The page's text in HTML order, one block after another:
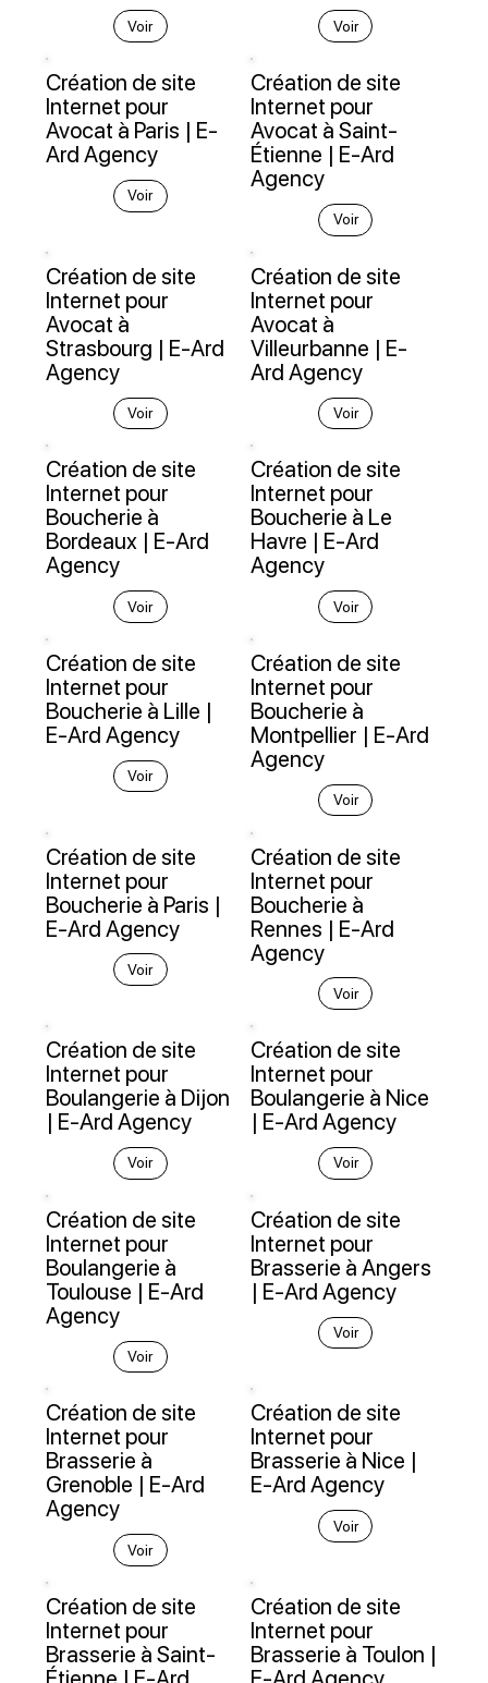
Voir Voir
Création de site
Internet pour
Avocat à Paris | E-
Ard Agency
Voir
Création de site
Internet pour
Avocat à Saint-
Étienne | E-Ard
Agency
Voir
Création de site
Internet pour
Avocat à
Strasbourg | E-Ard
Agency
Voir
Création de site
Internet pour
Avocat à
Villeurbanne | E-
Ard Agency
Voir
Création de site
Internet pour
Boucherie à
Bordeaux | E-Ard
Agency
Voir
Création de site
Internet pour
Boucherie à Le
Havre | E-Ard
Agency
Voir
Création de site
Internet pour
Boucherie à Lille |
E-Ard Agency
Voir
Création de site
Internet pour
Boucherie à
Montpellier | E-Ard
Agency
Voir
Création de site
Internet pour
Boucherie à Paris |
E-Ard Agency
Voir
Création de site
Internet pour
Boucherie à
Rennes | E-Ard
Agency
Voir
Création de site
Internet pour
Boulangerie à Dijon
| E-Ard Agency
Voir
Création de site
Internet pour
Boulangerie à Nice
| E-Ard Agency
Voir
Création de site
Internet pour
Boulangerie à
Toulouse | E-Ard
Agency
Voir
Création de site
Internet pour
Brasserie à Angers
| E-Ard Agency
Voir
Création de site
Internet pour
Brasserie à
Grenoble | E-Ard
Agency
Voir
Création de site
Internet pour
Brasserie à Nice |
E-Ard Agency
Voir
Création de site
Internet pour
Brasserie à Saint-
Création de site
Internet pour
Brasserie à Toulon |